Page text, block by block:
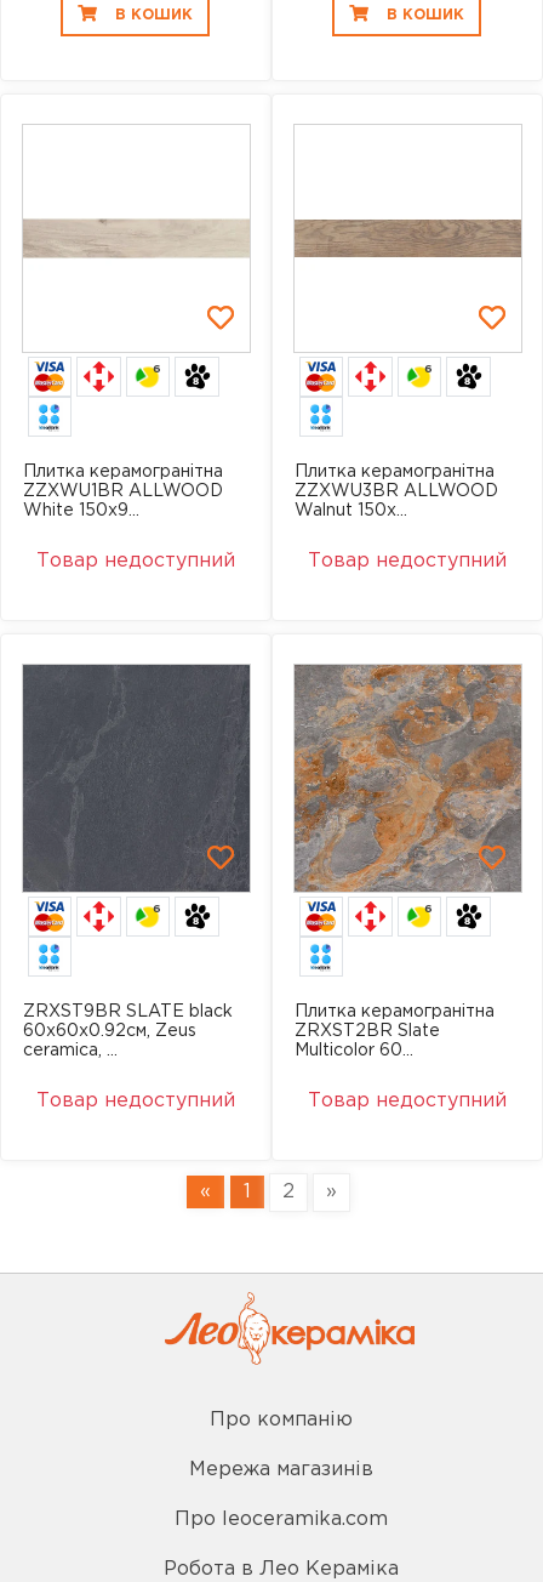
В КОШИК В КОШИК
6
Плитка керамогранітна
ZZXWU1BR ALLWOOD
White 150x9...
Товар недоступний
6
Плитка керамогранітна
ZZXWU3BR ALLWOOD
Walnut 150x...
Товар недоступний
6
ZRXST9BR SLATE black
60x60x0.92см, Zeus
ceramica, ...
Товар недоступний
6
Плитка керамогранітна
ZRXST2BR Slate
Multicolor 60...
Товар недоступний
« 2 »
Про компанію
Мережа магазинів
Про leoceramika.com
Робота в Лео Кераміка